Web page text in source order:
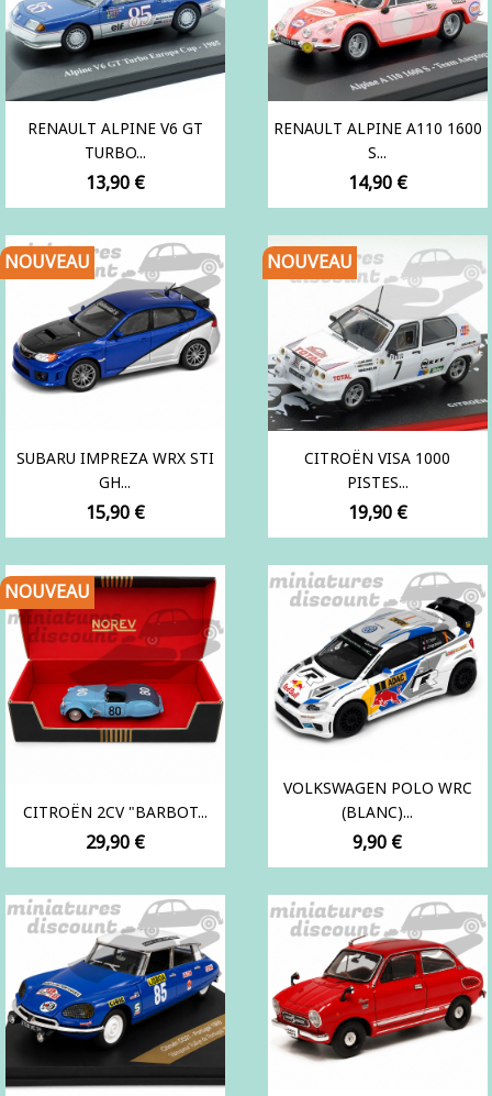
RENAULT ALPINE V6 GT
TURBO...
Prix
13,90 €
RENAULT ALPINE A110 1600
S...
Prix
14,90 €
SUBARU IMPREZA WRX STI
GH...
Prix
15,90 €
NOUVEAU
CITROËN VISA 1000
PISTES...
Prix
19,90 €
NOUVEAU
CITROËN 2CV "BARBOT...
Prix
29,90 €
NOUVEAU
VOLKSWAGEN POLO WRC
(BLANC)...
Prix
9,90 €